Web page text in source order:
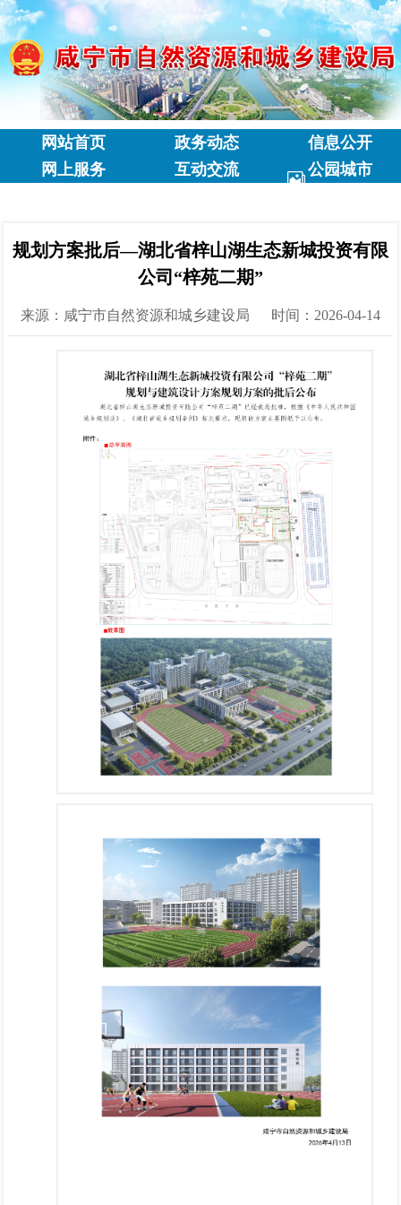
网站首页 政务动态
信息公开
网上服务
互动交流
公园城市
规划方案批后—湖北省梓山湖生态新城投资有限
公司“梓苑二期”
来源：咸宁市自然资源和城乡建设局 时间：2026-04-14